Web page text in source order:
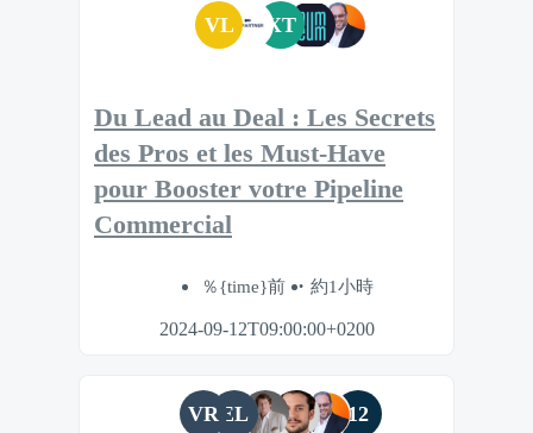
VL XT
Du Lead au Deal : Les Secrets
des Pros et les Must-Have
pour Booster votre Pipeline
Commercial
％{time}前 約1小時
2024-09-12T09:00:00+0200
VR EL 12